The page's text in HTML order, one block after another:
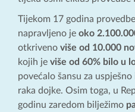
Tijekom 17 godina
napravljeno je oko
otkriveno više od 10.000
kojih je više od 60% bilo u
povećalo šansu za
raka dojke. Osim toga, u
godinu zaredom bilježimo